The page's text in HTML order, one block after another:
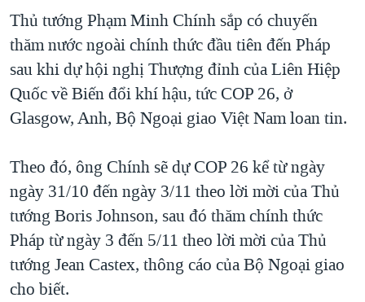
CHI PHÍ CHIẾN TRANH AFGHANISTAN
CÁC GIÁ TRỊ CỘNG HÒA Ở VIỆT NAM
THƯỢNG ĐỈNH TRUMP-KIM TẠI VIỆT NAM
TRỊNH VĨNH BÌNH VS. CHÍNH PHỦ VIỆT NAM
BÊN KIA QUỐC LỘ: TIẾNG VỌNG TỪ NÔNG THÔN MỸ
QUAN HỆ VIỆT MỸ
Thủ tướng Phạm Minh Chính sắp có chuyến
thăm nước ngoài chính thức đầu tiên đến Pháp
sau khi dự hội nghị Thượng đỉnh của Liên Hiệp
Quốc về Biến đổi khí hậu, tức COP 26, ở
Glasgow, Anh, Bộ Ngoại giao Việt Nam loan tin.
Theo đó, ông Chính sẽ dự COP 26 kể từ ngày
ngày 31/10 đến ngày 3/11 theo lời mời của Thủ
tướng Boris Johnson, sau đó thăm chính thức
Pháp từ ngày 3 đến 5/11 theo lời mời của Thủ
tướng Jean Castex, thông cáo của Bộ Ngoại giao
cho biết.